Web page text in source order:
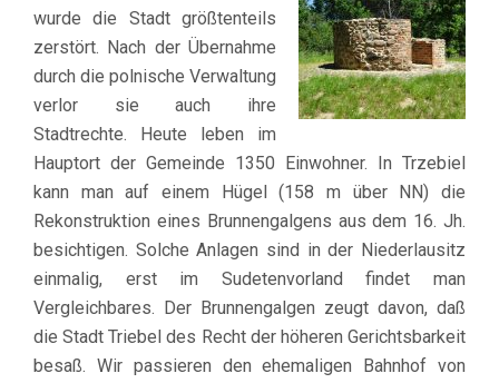
wurde die Stadt größtenteils
zerstört. Nach der Übernahme
durch die polnische Verwaltung
verlor sie auch ihre
Stadtrechte. Heute leben im
Hauptort der Gemeinde 1350 Einwohner. In Trzebiel
kann man auf einem Hügel (158 m über NN) die
Rekonstruktion eines Brunnengalgens aus dem 16. Jh.
besichtigen. Solche Anlagen sind in der Niederlausitz
einmalig, erst im Sudetenvorland findet man
Vergleichbares. Der Brunnengalgen zeugt davon, daß
die Stadt Triebel des Recht der höheren Gerichtsbarkeit
besaß. Wir passieren den ehemaligen Bahnhof von